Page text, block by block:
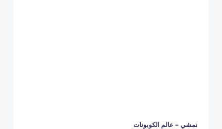
نمشي – عالم الكوبونات